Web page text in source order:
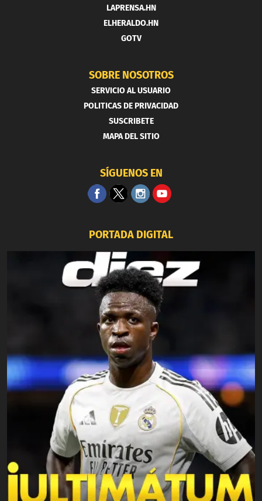
LAPRENSA.HN
ELHERALDO.HN
GOTV
SOBRE NOSOTROS
SERVICIO AL USUARIO
POLITICAS DE PRIVACIDAD
SUSCRIBETE
MAPA DEL SITIO
SÍGUENOS EN
PORTADA DIGITAL